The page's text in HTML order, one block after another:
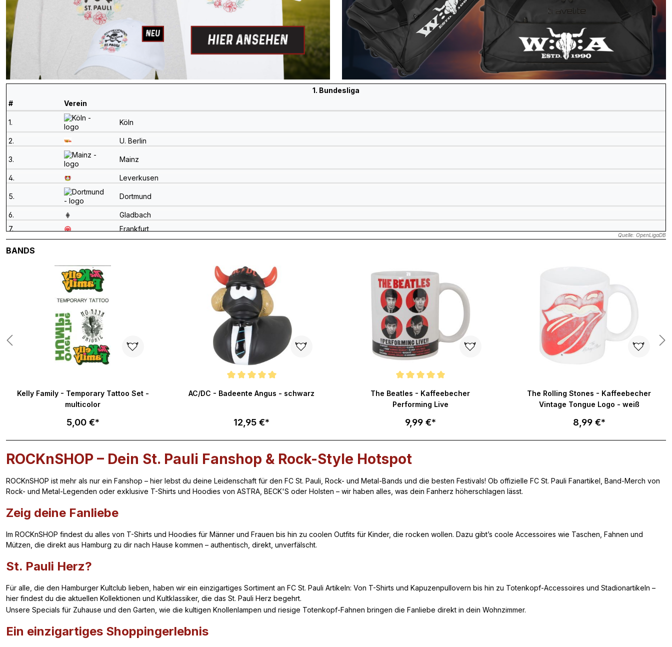
1. Bundesliga
#
Verein
1. Köln
2. U. Berlin
3. Mainz
4. Leverkusen
5. Dortmund
6.
Gladbach
7.
Frankfurt
14.
Elversberg
Stuttgart
Quelle: OpenLigaDB
Produktgalerie überspringen
BANDS
Kelly Family - Temporary Tattoo Set -
multicolor
5,00 €*
AC/DC - Badeente Angus - schwarz
12,95 €*
The Beatles - Kaffeebecher
Performing Live
9,99 €*
The Rolling Stones - Kaffeebecher
Vintage Tongue Logo - weiß
8,99 €*
ROCKnSHOP – Dein St. Pauli Fanshop & Rock-Style Hotspot
ROCKnSHOP ist mehr als nur ein Fanshop – hier lebst du deine Leidenschaft für den FC St. Pauli, Rock- und Metal-Bands und die besten Festivals! Ob offizielle FC St. Pauli Fanartikel, Band-Merch von
Rock- und Metal-Legenden oder exklusive T-Shirts und Hoodies von ASTRA, BECK'S oder Holsten – wir haben alles, was dein Fanherz höherschlagen lässt.
Zeig deine Fanliebe
Im ROCKnSHOP findest du alles von T-Shirts und Hoodies für Männer und Frauen bis hin zu coolen Outfits für Kinder, die rocken wollen. Dazu gibt’s coole Accessoires wie Taschen, Fahnen und
Mützen, die direkt aus Hamburg zu dir nach Hause kommen – authentisch, direkt, unverfälscht.
St. Pauli Herz?
Für alle, die den Hamburger Kultclub lieben, haben wir ein einzigartiges Sortiment an FC St. Pauli Artikeln: Von T-Shirts und Kapuzenpullovern bis hin zu Totenkopf-Accessoires und Stadionartikeln –
hier findest du die aktuellen Kollektionen und Kultklassiker, die das St. Pauli Herz begehrt.
Unsere Specials für Zuhause und den Garten, wie die kultigen Knollenlampen und riesige Totenkopf-Fahnen bringen die Fanliebe direkt in dein Wohnzimmer.
Ein einzigartiges Shoppingerlebnis